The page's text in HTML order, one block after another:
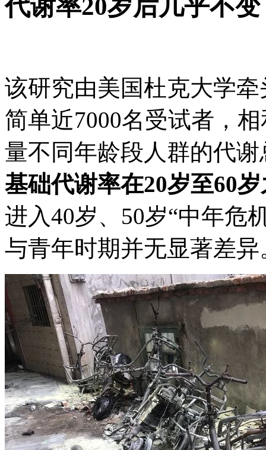
代谢率20岁后几乎不
该研究由美国杜克大学
简单近7000名受试者，
量不同年龄段人群的代
基础代谢率在20岁至60
进入40岁、50岁“中年危
与青年时期并无显著差异